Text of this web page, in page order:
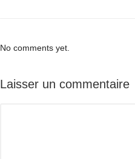
No comments yet.
Laisser un commentaire